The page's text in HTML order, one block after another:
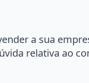
a sua
relativa ao